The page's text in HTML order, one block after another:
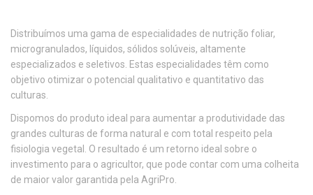
Distribuímos uma gama de especialidades de nutrição foliar,
microgranulados, líquidos, sólidos solúveis, altamente
especializados e seletivos. Estas especialidades têm como
objetivo otimizar o potencial qualitativo e quantitativo das
culturas.
Dispomos do produto ideal para aumentar a produtividade das
grandes culturas de forma natural e com total respeito pela
fisiologia vegetal. O resultado é um retorno ideal sobre o
investimento para o agricultor, que pode contar com uma colheita
de maior valor garantida pela AgriPro.